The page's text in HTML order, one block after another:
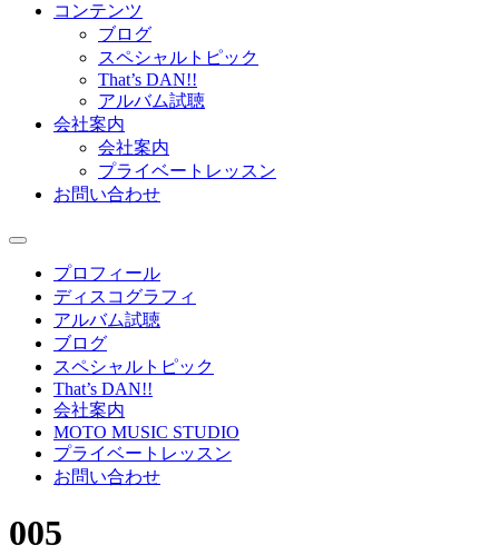
コンテンツ
ブログ
スペシャルトピック
That’s DAN!!
アルバム試聴
会社案内
会社案内
プライベートレッスン
お問い合わせ
プロフィール
ディスコグラフィ
アルバム試聴
ブログ
スペシャルトピック
That’s DAN!!
会社案内
MOTO MUSIC STUDIO
プライベートレッスン
お問い合わせ
005